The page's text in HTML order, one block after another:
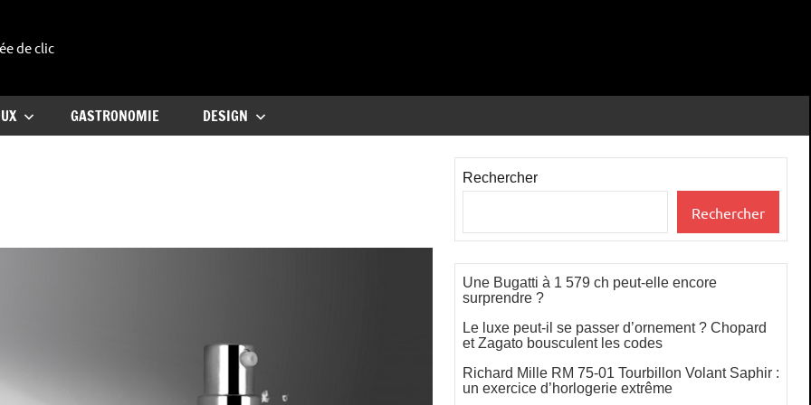
de clic
GASTRONOMIE DESIGN
Rechercher
Rechercher
Une Bugatti à 1 579 ch peut-elle encore
surprendre ?
Le luxe peut-il se passer d’ornement ? Chopard
et Zagato bousculent les codes
Richard Mille RM 75-01 Tourbillon Volant Saphir :
un exercice d’horlogerie extrême